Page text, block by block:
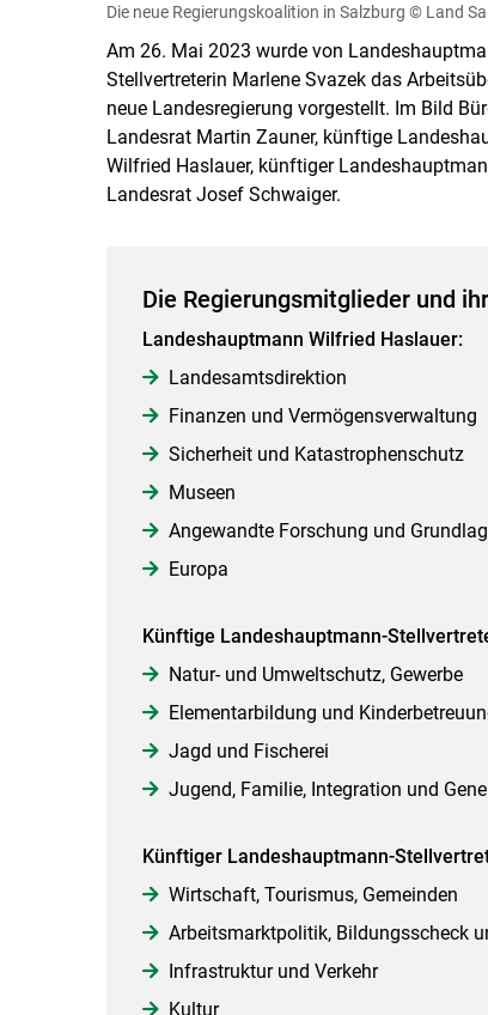
Die neue Regierungskoalition in Salzburg © Land
Am 26. Mai 2023 wurde von
Stellvertreterin Marlene Svazek das
neue Landesregierung vorgestellt. Im Bild
Landesrat Martin Zauner, künftige
Wilfried Haslauer, künftiger
Landesrat Josef Schwaiger.
Die Regierungsmitglieder und
Landeshauptmann Wilfried Haslauer:
Landesamtsdirektion
Finanzen und Vermögensverwaltung
Sicherheit und Katastrophenschutz
Museen
Angewandte Forschung und
Europa
Künftige Landeshauptmann-
Natur- und Umweltschutz, Gewerbe
Elementarbildung und
Jagd und Fischerei
Jugend, Familie, Integration und
Künftiger Landeshauptmann-
Wirtschaft, Tourismus, Gemeinden
Arbeitsmarktpolitik, Bildungsscheck
Infrastruktur und Verkehr
Kultur